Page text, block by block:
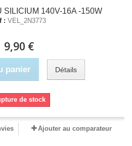
SILICIUM 140V-16A -150W
: VEL_2N3773
9,90 €
panier Détails
de stock
Ajouter au comparateur